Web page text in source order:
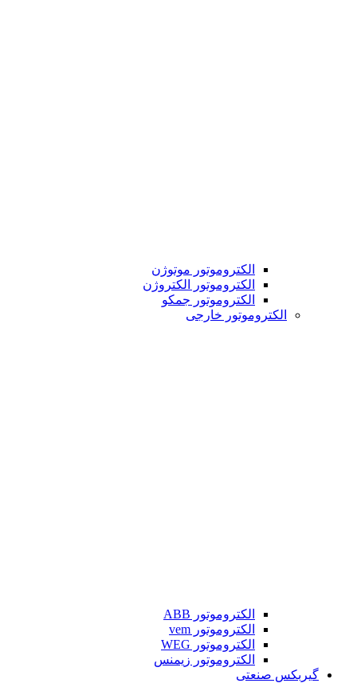
الکتروموتور موتوژن
الکتروموتور الکتروژن
الکتروموتور جمکو
الکتروموتور خارجی
الکتروموتور ABB
الکتروموتور vem
الکتروموتور WEG
الکتروموتور زیمنس
گیربکس صنعتی